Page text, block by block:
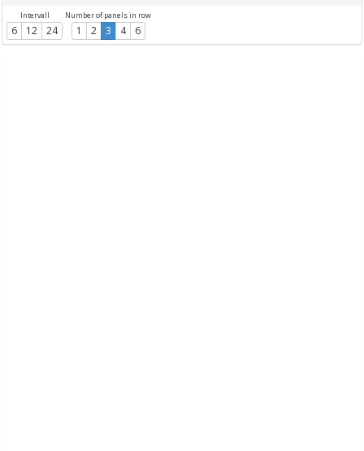
Intervall
6 12 24
Number of panels in row
1 2 3 4 6